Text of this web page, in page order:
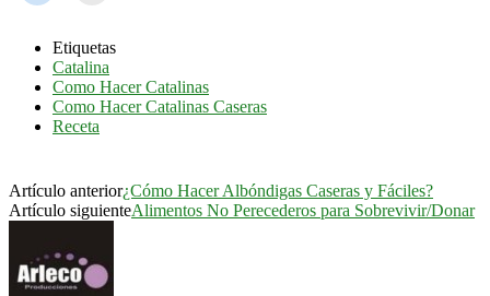
Etiquetas
Catalina
Como Hacer Catalinas
Como Hacer Catalinas Caseras
Receta
Artículo anterior¿Cómo Hacer Albóndigas Caseras y Fáciles?
Artículo siguienteAlimentos No Perecederos para Sobrevivir/Donar